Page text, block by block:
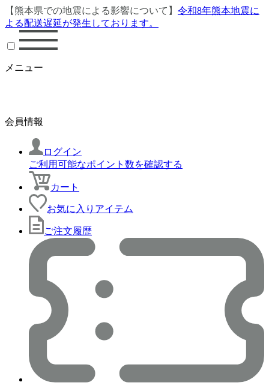
【熊本県での地震による影響について】 令和8年熊本地震に
よる配送遅延が発生しております。
メニュー
会員情報
ログイン
ご利用可能なポイント数を確認する
カート
お気に入りアイテム
ご注文履歴